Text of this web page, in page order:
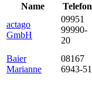
Name
Telefon
actago
GmbH
09951
99990-
20
Baier
Marianne
08167
6943-51